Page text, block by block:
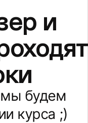
и
будем
курса ;)